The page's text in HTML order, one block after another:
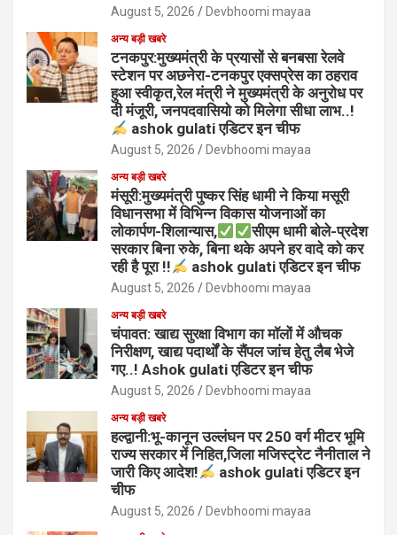
August 5, 2026 Devbhoomi mayaa
अन्य बड़ी खबरे
टनकपुर:मुख्यमंत्री के प्रयासों से बनबसा रेलवे
स्टेशन पर अछनेरा-टनकपुर एक्सप्रेस का ठहराव
हुआ स्वीकृत,रेल मंत्री ने मुख्यमंत्री के अनुरोध पर
दी मंजूरी, जनपदवासियो को मिलेगा सीधा लाभ..!
ashok gulati एडिटर इन चीफ
August 5, 2026 Devbhoomi mayaa
अन्य बड़ी खबरे
मंसूरी:मुख्यमंत्री पुष्कर सिंह धामी ने किया मसूरी
विधानसभा में विभिन्न विकास योजनाओं का
लोकार्पण-शिलान्यास,
सीएम धामी बोले-प्रदेश
सरकार बिना रुके, बिना थके अपने हर वादे को कर
रही है पूरा !!
ashok gulati एडिटर इन चीफ
August 5, 2026 Devbhoomi mayaa
अन्य बड़ी खबरे
चंपावत: खाद्य सुरक्षा विभाग का मॉलों में औचक
निरीक्षण, खाद्य पदार्थों के सैंपल जांच हेतु लैब भेजे
गए..! Ashok gulati एडिटर इन चीफ
August 5, 2026 Devbhoomi mayaa
अन्य बड़ी खबरे
हल्द्वानी:भू-कानून उल्लंघन पर 250 वर्ग मीटर भूमि
राज्य सरकार में निहित,जिला मजिस्ट्रेट नैनीताल ने
जारी किए आदेश!
ashok gulati एडिटर इन
चीफ
August 5, 2026 Devbhoomi mayaa